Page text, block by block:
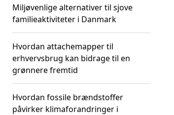
Miljøvenlige alternativer til sjove
familieaktiviteter i Danmark
Hvordan attachemapper til
erhvervsbrug kan bidrage til en
grønnere fremtid
Hvordan fossile brændstoffer
påvirker klimaforandringer i